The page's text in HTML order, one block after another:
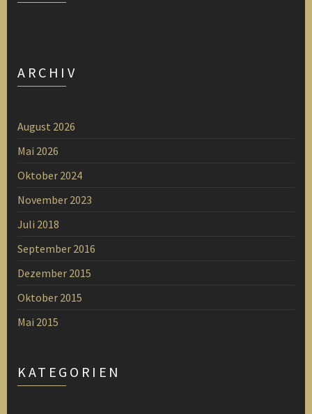
ARCHIV
August 2026
Mai 2026
Oktober 2024
November 2023
Juli 2018
September 2016
Dezember 2015
Oktober 2015
Mai 2015
KATEGORIEN